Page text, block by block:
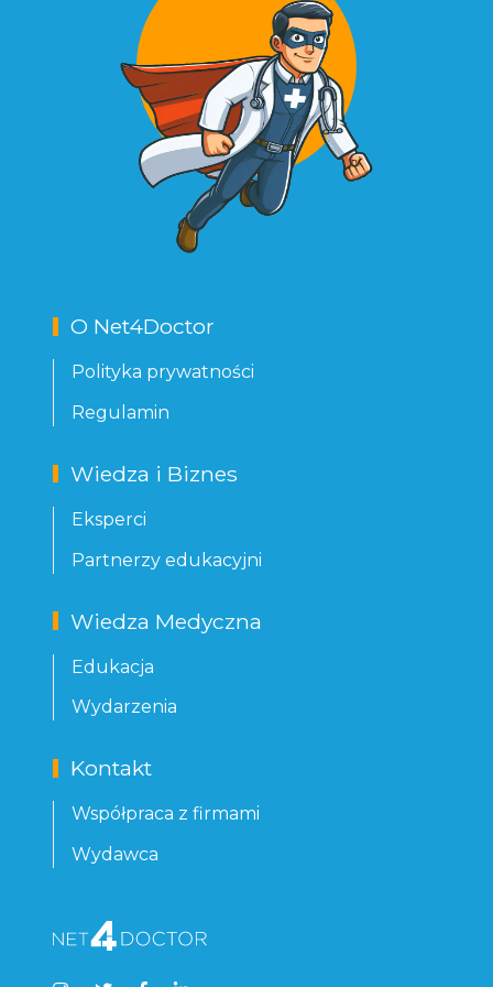
O Net4Doctor
Polityka prywatności
Regulamin
Wiedza i Biznes
Eksperci
Partnerzy edukacyjni
Wiedza Medyczna
Edukacja
Wydarzenia
Kontakt
Współpraca z firmami
Wydawca